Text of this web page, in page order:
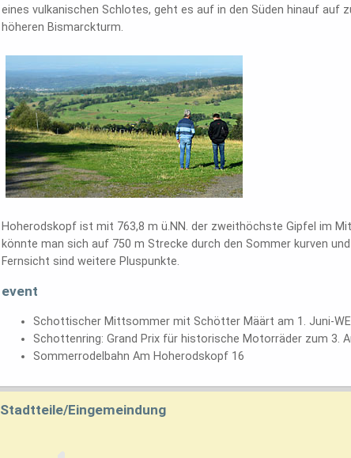
eines vulkanischen Schlotes, geht es auf in den Süden hinauf
höheren Bismarckturm.
Hoherodskopf ist mit 763,8 m ü.NN. der zweithöchste Gipfel im
könnte man sich auf 750 m Strecke durch den Sommer kurven
Fernsicht sind weitere Pluspunkte.
event
Schottischer Mittsommer mit Schötter Määrt am 1. Juni-WE
Schottenring: Grand Prix für historische Motorräder zum 3.
Sommerrodelbahn Am Hoherodskopf 16
Stadtteile/Eingemeindung